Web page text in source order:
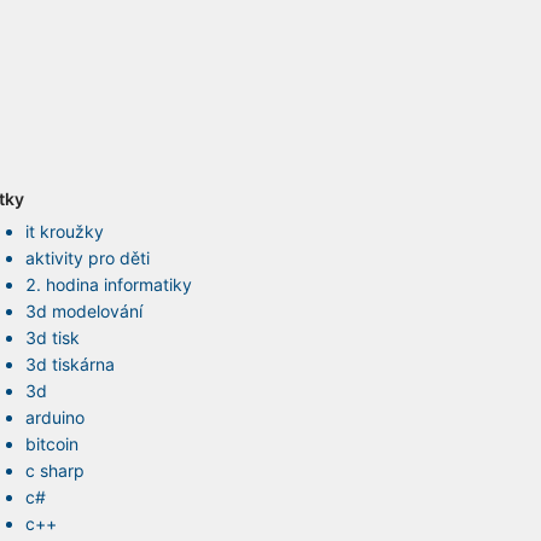
it kroužky
aktivity pro děti
2. hodina informatiky
3d modelování
3d tisk
3d tiskárna
3d
arduino
bitcoin
c sharp
c#
c++